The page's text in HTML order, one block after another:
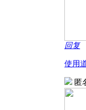
回复
使用
匿